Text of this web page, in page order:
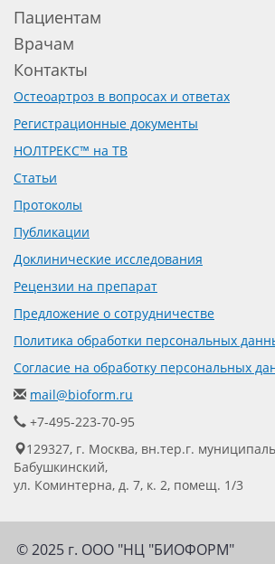
Пациентам
Врачам
Контакты
Остеоартроз в вопросах и ответах
Регистрационные документы
НОЛТРЕКС™ на ТВ
Статьи
Протоколы
Публикации
Доклинические исследования
Рецензии на препарат
Предложение о сотрудничестве
Политика обработки персональных
Согласие на обработку персональных
mail@bioform.ru
+7-495-223-70-95
129327, г. Москва, вн.тер.г.
Бабушкинский,
ул. Коминтерна, д. 7, к. 2, помещ. 1/3
© 2025 г. ООО "НЦ "БИОФОРМ"